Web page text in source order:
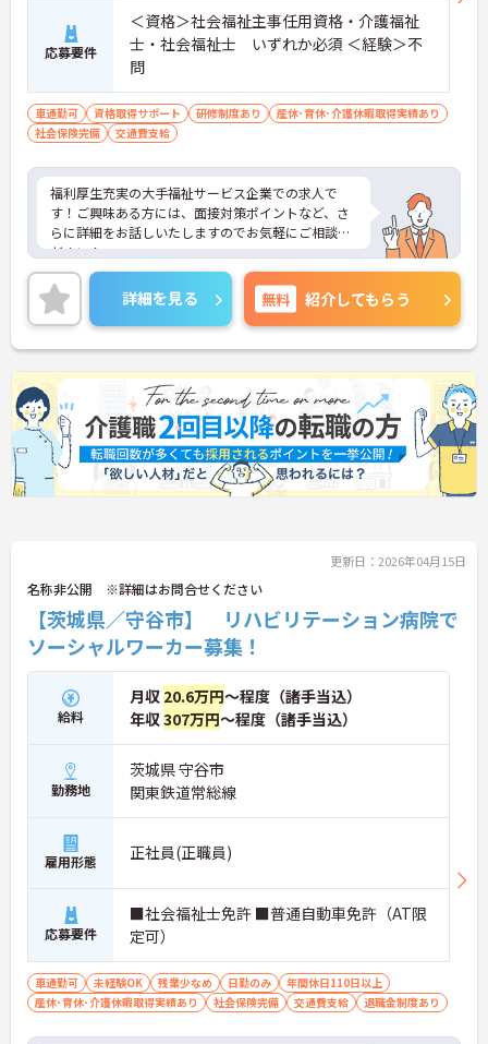
応募要件
＜資格＞社会福祉主事任用資格・介護福祉
士・社会福祉士 いずれか必須 ＜経験＞不
問
車通勤可 資格取得サポート 研修制度あり
産休･育休･介護休暇取得実績あり
社会保険完備
交通費支給
福利厚生充実の大手福祉サービス企業での求人で
す！ご興味ある方には、面接対策ポイントなど、さ
らに詳細をお話しいたしますのでお気軽にご相談く
ださい！
詳細を見る 無料 紹介してもらう
更新日：2026年04月15日
名称非公開 ※詳細はお問合せください
【茨城県／守谷市】 リハビリテーション病院で
ソーシャルワーカー募集！
給料
月収 20.6万円～程度（諸手当込）
年収307万円～程度（諸手当込）
勤務地
茨城県 守谷市
関東鉄道常総線
雇用形態 正社員(正職員)
応募要件
■社会福祉士免許 ■普通自動車免許（AT限
定可）
車通勤可 未経験OK 残業少なめ 日勤のみ
年間休日110日以上
産休･育休･介護休暇取得実績あり
社会保険完備 交通費支給 退職金制度あり